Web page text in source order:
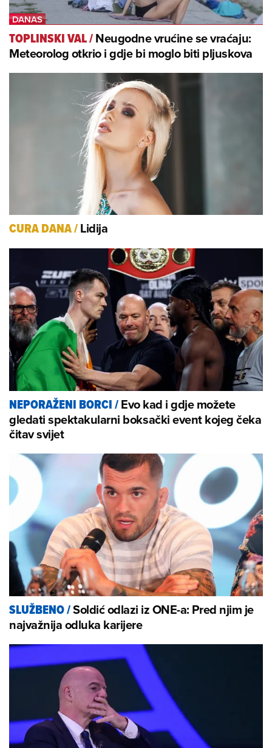
TOPLINSKI VAL/Neugodne vrućine se vraćaju:
Meteorolog otkrio i gdje bi moglo biti pljuskova
CURA DANA/Lidija
NEPORAŽENI BORCI/Evo kad i gdje možete
gledati spektakularni boksački event kojeg čeka
čitav svijet
SLUŽBENO/Soldić odlazi iz ONE-a: Pred njim je
najvažnija odluka karijere